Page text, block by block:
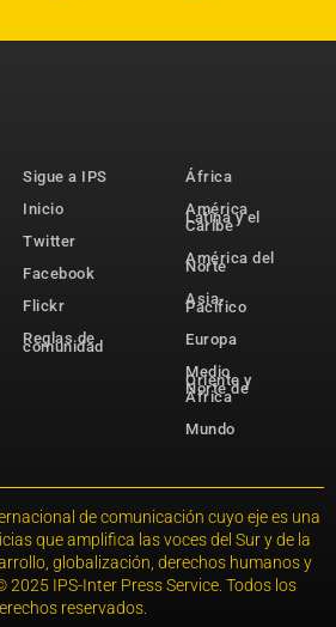
Sigue a IPS
Inicio
Twitter
Facebook
Flickr
Reglas de
comunidad
África
América
Latina y el
Caribe
América del
Norte
Asia-
Pacífico
Europa
Medio
Oriente y
Norte de
África
Mundo
de comunicación cuyo eje es una
que amplifica las voces del Sur y de la
globalización, derechos humanos y
IPS-Inter Press Service. Todos los
reservados.